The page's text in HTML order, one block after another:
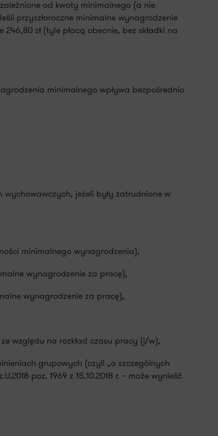
od kwoty minimalnego (a nie
przyszłoroczne minimalne wynagrodzenie
zł (tyle płacą obecnie, bez składki na
minimalnego wpływa bezpośrednio
jeżeli były zatrudnione w
minimalnego wynagrodzenia),
wynagrodzenie za pracę),
wynagrodzenie za pracę),
względu na rozkład czasu pracy (j/w),
grupowych (czyli „o szczególnych
poz. 1969 z 15.10.2018 r. – może wynieść